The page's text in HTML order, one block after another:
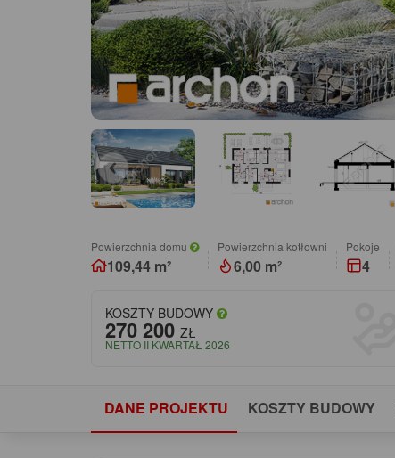
Powierzchnia domu
109,44 m²
Powierzchnia kotłowni
6,00 m²
pokoje
4
KOSZTY BUDOWY
270 200 ZŁ
NETTO II KWARTAŁ 2026
DANE PROJEKTU KOSZTY BUDOWY